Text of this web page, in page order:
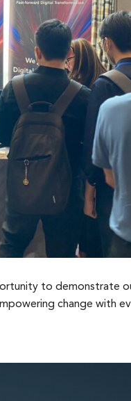
to demonstrate
change with